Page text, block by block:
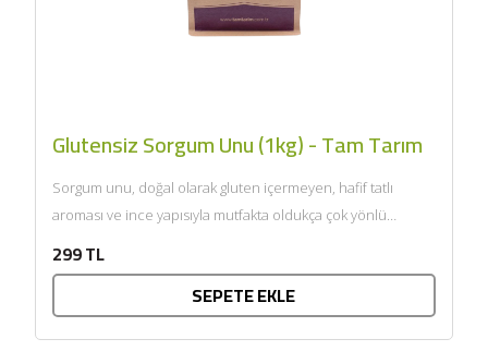
Glutensiz Sorgum Unu (1kg) - Tam Tarım
Sorgum unu, doğal olarak gluten içermeyen, hafif tatlı
aroması ve ince yapısıyla mutfakta oldukça çok yönlü
299 TL
SEPETE EKLE